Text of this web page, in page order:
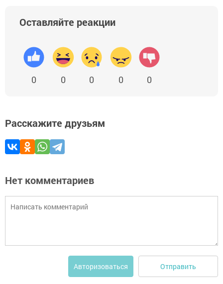
Оставляйте реакции
0 0 0 0 0
Расскажите друзьям
Нет комментариев
Авторизоваться Отправить